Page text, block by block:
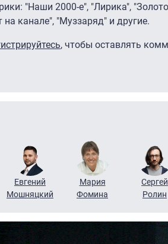
"Наши 2000-е", "Лирика",
на канале", "Муззаряд" и другие.
, чтобы оставлять
Евгений
Мошняцкий
Мария
Фомина
Сергей
Ролин